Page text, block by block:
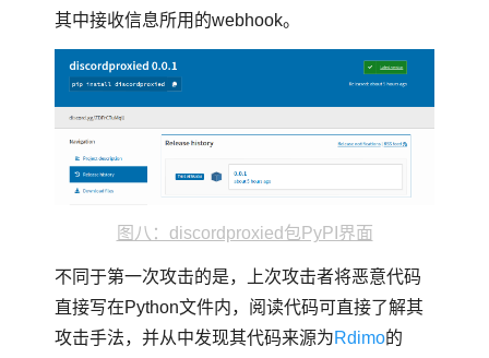
其中接收信息所用的webhook。
图八：discordproxied包PyPI界面
不同于第一次攻击的是，上次攻击者将恶意代码
直接写在Python文件内，阅读代码可直接了解其
攻击手法，并从中发现其代码来源为Rdimo的